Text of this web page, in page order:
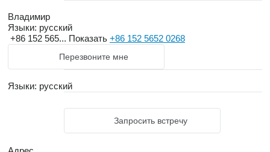
4. наша команда: каждый в команде отвечает за качество
продукта, и каждая операция определяет качество продукта
5. наше обязательство: предотвратить попадание на рынок
бракованного товара
Оплата напрямую заводу-производителю
Владимир
Языки: русский
+86 152 565... Показать +86 152 5652 0268
Перезвоните мне
Языки: русский
Запросить встречу